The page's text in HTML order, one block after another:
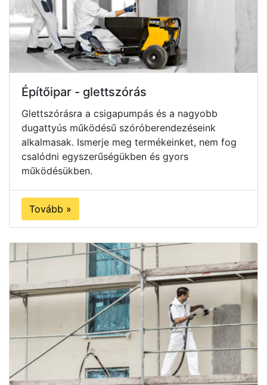
Építőipar - glettszórás
Glettszórásra a csigapumpás és a nagyobb
dugattyús működésű szóróberendezéseink
alkalmasak. Ismerje meg termékeinket, nem fog
csalódni egyszerűségükben és gyors
működésükben.
Tovább »